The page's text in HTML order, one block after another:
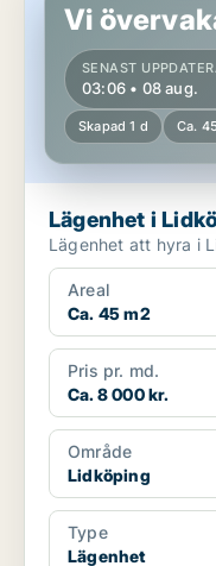
Vi
SENAST
03:06 • 08 aug.
Skapad 1 d Ca.
Lägenhet i
Areal
Ca. 45 m2
Pris pr. md.
Ca. 8 000 kr.
Område
Lidköping
Type
Lägenhet